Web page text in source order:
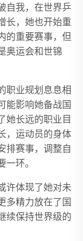
自我，在世界乒
长，她也开始重
的重要赛事，但
奥运会和世锦
职业规划息息相
能影响她备战国
她长远的职业目
，运动员的身体
排赛事，调整自
环。
许体现了她对未
多精力放在了国
续保持世界级的